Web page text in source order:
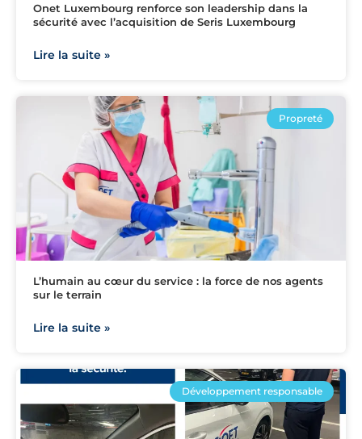
Onet Luxembourg renforce son leadership dans la
sécurité avec l’acquisition de Seris Luxembourg
Lire la suite »
Propreté
L’humain au cœur du service : la force de nos agents
sur le terrain
Lire la suite »
Développement responsable